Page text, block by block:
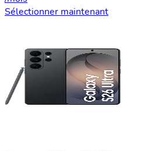
Sélectionner maintenant